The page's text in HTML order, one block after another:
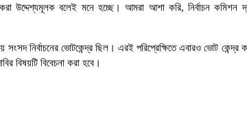
উদ্দেশ্যমূলক বলেই মনে হচ্ছে। আমরা আশা করি, নির্বাচন
নির্বাচনের ভোটকেন্দ্র ছিল। এরই পরিপ্রেক্ষিতে এবারও ভোট
বিষয়টি বিবেচনা করা হবে।